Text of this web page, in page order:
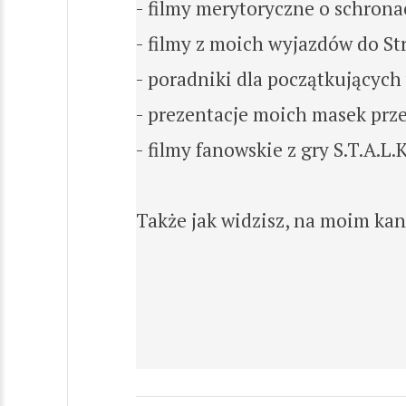
- filmy merytoryczne o
- filmy z moich wyjazdów do
- poradniki dla
- prezentacje moich masek
- filmy fanowskie z gry
Także jak widzisz, na moim